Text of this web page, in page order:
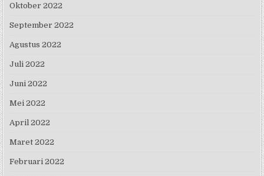
Oktober 2022
September 2022
Agustus 2022
Juli 2022
Juni 2022
Mei 2022
April 2022
Maret 2022
Februari 2022